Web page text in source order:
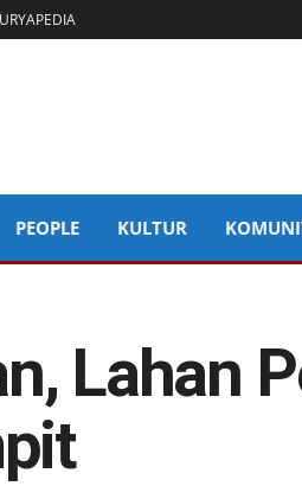
PEOPLE KULTUR
Lahan